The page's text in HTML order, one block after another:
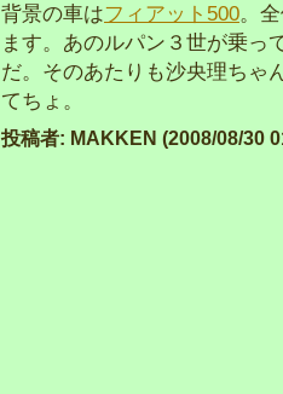
背景の車はフィアット500。
ます。あのルパン３世が乗っ
だ。そのあたりも沙央理ちゃ
てちょ。
投稿者: MAKKEN (2008/08/30